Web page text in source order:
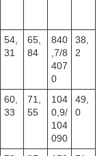
54,
31
65,
84
840
,7/8
407
0
38,
2
60,
33
71,
55
104
0,9/
104
090
49,
0